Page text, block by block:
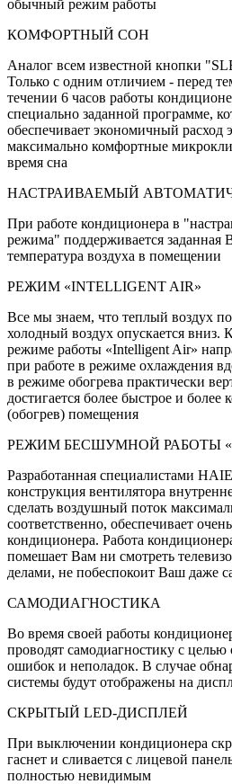
обычный режим работы
КОМФОРТНЫЙ СОН
Аналог всем известной кнопки
Только с одним отличием - перед
течении 6 часов работы
специально заданной программе,
обеспечивает экономичный расход
максимально комфортные
время сна
НАСТРАИВАЕМЫЙ
При работе кондиционера в
режима" поддерживается заданная
температура воздуха в помещении
РЕЖИМ «INTELLIGENT AIR»
Все мы знаем, что теплый воздух
холодный воздух опускается
режиме работы «Intelligent Air»
при работе в режиме охлаждения
в режиме обогрева практически
достигается более быстрое и
(обогрев) помещения
РЕЖИМ БЕСШУМНОЙ РАБОТЫ
Разработанная специалистами
конструкция вентилятора
сделать воздушный поток
соответственно, обеспечивает
кондиционера. Работа
помешает Вам ни смотреть
делами, не побеспокоит Ваш даже
САМОДИАГНОСТИКА
Во время своей работы
проводят самодиагностику с
ошибок и неполадок. В случае
системы будут отображены на
СКРЫТЫЙ LED-ДИСПЛЕЙ
При выключении кондиционера
гаснет и сливается с лицевой
полностью невидимым